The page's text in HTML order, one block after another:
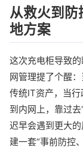
从救火到
地方案
这次充电柜导致
网管理提了个醒
传统IT资产，当
到内网上，靠过去
迟早会遇到更大
建一套“事前防控